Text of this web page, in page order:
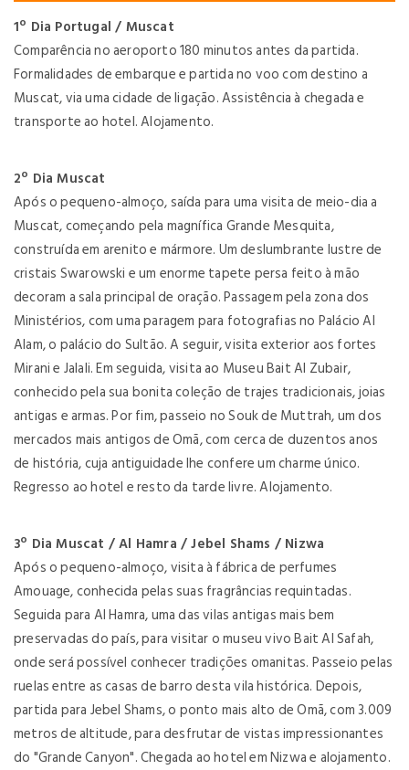
1º Dia Portugal / Muscat
Comparência no aeroporto 180 minutos antes da partida.
Formalidades de embarque e partida no voo com destino a
Muscat, via uma cidade de ligação. Assistência à chegada e
transporte ao hotel. Alojamento.
2º Dia Muscat
Após o pequeno-almoço, saída para uma visita de meio-dia a
Muscat, começando pela magnífica Grande Mesquita,
construída em arenito e mármore. Um deslumbrante lustre de
cristais Swarowski e um enorme tapete persa feito à mão
decoram a sala principal de oração. Passagem pela zona dos
Ministérios, com uma paragem para fotografias no Palácio Al
Alam, o palácio do Sultão. A seguir, visita exterior aos fortes
Mirani e Jalali. Em seguida, visita ao Museu Bait Al Zubair,
conhecido pela sua bonita coleção de trajes tradicionais, joias
antigas e armas. Por fim, passeio no Souk de Muttrah, um dos
mercados mais antigos de Omã, com cerca de duzentos anos
de história, cuja antiguidade lhe confere um charme único.
Regresso ao hotel e resto da tarde livre. Alojamento.
3º Dia Muscat / Al Hamra / Jebel Shams / Nizwa
Após o pequeno-almoço, visita à fábrica de perfumes
Amouage, conhecida pelas suas fragrâncias requintadas.
Seguida para Al Hamra, uma das vilas antigas mais bem
preservadas do país, para visitar o museu vivo Bait Al Safah,
onde será possível conhecer tradições omanitas. Passeio pelas
ruelas entre as casas de barro desta vila histórica. Depois,
partida para Jebel Shams, o ponto mais alto de Omã, com 3.009
metros de altitude, para desfrutar de vistas impressionantes
do "Grande Canyon". Chegada ao hotel em Nizwa e alojamento.